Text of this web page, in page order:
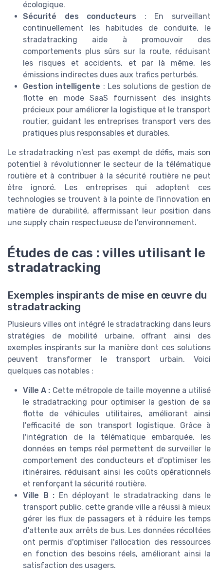
écologique.
Sécurité des conducteurs : En surveillant
continuellement les habitudes de conduite, le
stradatracking aide à promouvoir des
comportements plus sûrs sur la route, réduisant
les risques et accidents, et par là même, les
émissions indirectes dues aux trafics perturbés.
Gestion intelligente : Les solutions de gestion de
flotte en mode SaaS fournissent des insights
précieux pour améliorer la logistique et le transport
routier, guidant les entreprises transport vers des
pratiques plus responsables et durables.
Le stradatracking n'est pas exempt de défis, mais son
potentiel à révolutionner le secteur de la télématique
routière et à contribuer à la sécurité routière ne peut
être ignoré. Les entreprises qui adoptent ces
technologies se trouvent à la pointe de l'innovation en
matière de durabilité, affermissant leur position dans
une supply chain respectueuse de l'environnement.
Études de cas : villes utilisant le
stradatracking
Exemples inspirants de mise en œuvre du
stradatracking
Plusieurs villes ont intégré le stradatracking dans leurs
stratégies de mobilité urbaine, offrant ainsi des
exemples inspirants sur la manière dont ces solutions
peuvent transformer le transport urbain. Voici
quelques cas notables :
Ville A : Cette métropole de taille moyenne a utilisé
le stradatracking pour optimiser la gestion de sa
flotte de véhicules utilitaires, améliorant ainsi
l'efficacité de son transport logistique. Grâce à
l'intégration de la télématique embarquée, les
données en temps réel permettent de surveiller le
comportement des conducteurs et d'optimiser les
itinéraires, réduisant ainsi les coûts opérationnels
et renforçant la sécurité routière.
Ville B : En déployant le stradatracking dans le
transport public, cette grande ville a réussi à mieux
gérer les flux de passagers et à réduire les temps
d'attente aux arrêts de bus. Les données récoltées
ont permis d'optimiser l'allocation des ressources
en fonction des besoins réels, améliorant ainsi la
satisfaction des usagers.